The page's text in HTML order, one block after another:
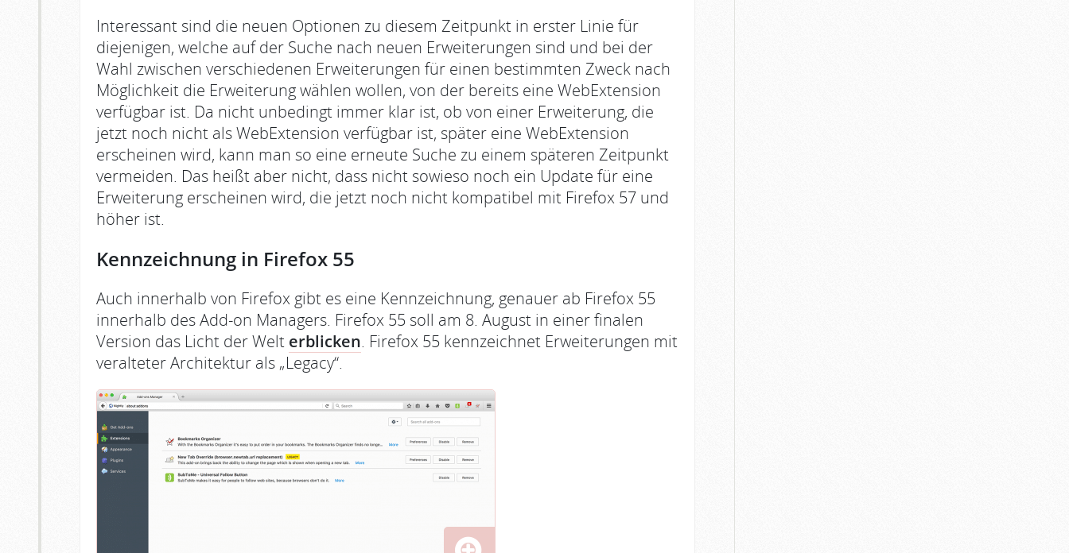
Interessant sind die neuen Optionen zu diesem Zeitpunkt in erster Linie für
diejenigen, welche auf der Suche nach neuen Erweiterungen sind und bei der
Wahl zwischen verschiedenen Erweiterungen für einen bestimmten Zweck nach
Möglichkeit die Erweiterung wählen wollen, von der bereits eine WebExtension
verfügbar ist. Da nicht unbedingt immer klar ist, ob von einer Erweiterung, die
jetzt noch nicht als WebExtension verfügbar ist, später eine WebExtension
erscheinen wird, kann man so eine erneute Suche zu einem späteren Zeitpunkt
vermeiden. Das heißt aber nicht, dass nicht sowieso noch ein Update für eine
Erweiterung erscheinen wird, die jetzt noch nicht kompatibel mit Firefox 57 und
höher ist.
Kennzeichnung in Firefox 55
Auch innerhalb von Firefox gibt es eine Kennzeichnung, genauer ab Firefox 55
innerhalb des Add-on Managers. Firefox 55 soll am 8. August in einer finalen
Version das Licht der Welt erblicken. Firefox 55 kennzeichnet Erweiterungen mit
veralteter Architektur als „Legacy“.